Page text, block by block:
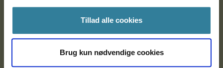
Tillad alle cookies
Brug kun nødvendige cookies
Ankestyrelsen
Nytorv 7, 2. sal